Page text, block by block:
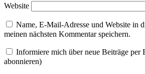
Website
Name, E-Mail-Adresse und Website in
meinen nächsten Kommentar speichern.
Informiere mich über neue Beiträge
abonnieren)